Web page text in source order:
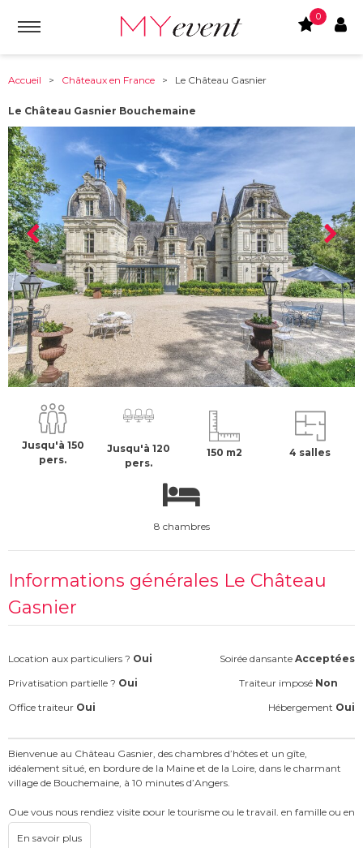
0
Accueil > Châteaux en France > Le Château Gasnier
Le Château Gasnier Bouchemaine
49080-Bouchemaine À partir de :
50 €H.T
Jusqu'à 150
pers.
Jusqu'à 120
pers.
150 m2 4 salles
8 chambres
Informations générales Le Château
Gasnier
Location aux particuliers ? Oui Soirée dansante Acceptées
Privatisation partielle ? Oui Traiteur imposé Non
Office traiteur Oui Hébergement Oui
Bienvenue au Château Gasnier, des chambres d’hôtes et un gîte,
idéalement situé, en bordure de la Maine et de la Loire, dans le charmant
village de Bouchemaine, à 10 minutes d’Angers.
Que vous nous rendiez visite pour le tourisme ou le travail, en famille ou en
couple, nos chambres d’hôtes en bord de Loire vous proposent une
véritable expérience, agrémentée de nombreuses prestations, dans une